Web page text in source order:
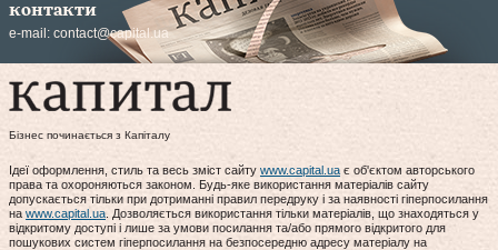
контакти
e-mail: contact@capital.ua
Бізнес починається з Капіталу
Ідеї оформлення, стиль та весь зміст сайту www.capital.ua є об'єктом авторського
права та охороняються законом. Будь-яке використання матеріалів сайту
допускається тільки при дотриманні правил передруку і за наявності гіперпосилання
на www.capital.ua . Дозволяється використання тільки матеріалів, що знаходяться у
відкритому доступі і лише за умови посилання та/або прямого відкритого для
пошукових систем гіперпосилання на безпосередню адресу матеріалу на